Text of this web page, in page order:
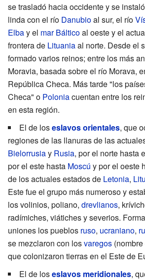
se trasladó hacia occidente y se
linda con el río Danubioal sur, el río
Elbay el mar Bálticoal oeste y el
frontera de Lituaniaal norte. Desde el
formado varios reinos; entre los más
Moravia, basada sobre el río Morava,
República Checa. Más tarde "los
Checa" o Poloniacuentan entre los
en esta región.
El de loseslavos orientales, que
regiones de las llanuras de las
Bielorrusiay Rusia, por el norte hasta
por el este hasta Moscú y por el oeste
de los actuales estados de Letonia,
Este fue el grupo más numeroso y
losvolinios, poliano, drevlianos,
radímiches, viátichesyseverios.
uniones los pueblos ruso, ucraniano,
se mezclaron con losvaregos
que colonizaron tierras en el Este de
El de loseslavos meridionales,